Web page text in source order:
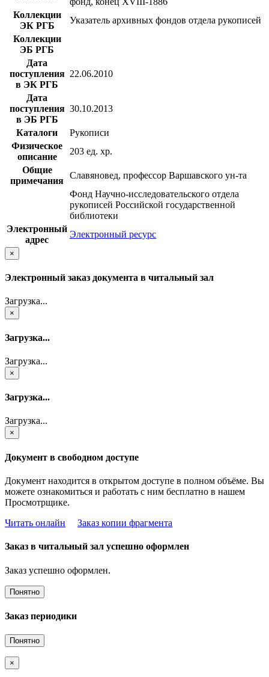
Коллекции
ЭК РГБ
Указатель архивных фондов отдела рукописей
Коллекции
ЭБ РГБ
Дата
поступления
в ЭК РГБ
22.06.2010
Дата
поступления
в ЭБ РГБ
30.10.2013
Каталоги
Рукописи
Физическое
описание
203 ед. хр.
Общие
примечания
Славяновед, профессор Варшавского ун-та
Фонд Научно-исследовательского отдела
рукописей Российской государственной
библиотеки
Электронный
адрес
Электронный ресурс
×
Электронный заказ документа в читальный зал
Загрузка...
×
Загрузка...
Загрузка...
×
Загрузка...
Загрузка...
×
Документ в свободном доступе
Документ находится в открытом доступе в полном объёме. Вы
можете ознакомиться и работать с ним бесплатно в нашем
Просмотрщике.
Читать онлайн
Заказ копии фрагмента
Заказ в читальный зал успешно оформлен
Заказ успешно оформлен.
Понятно
Заказ периодики
Понятно
×